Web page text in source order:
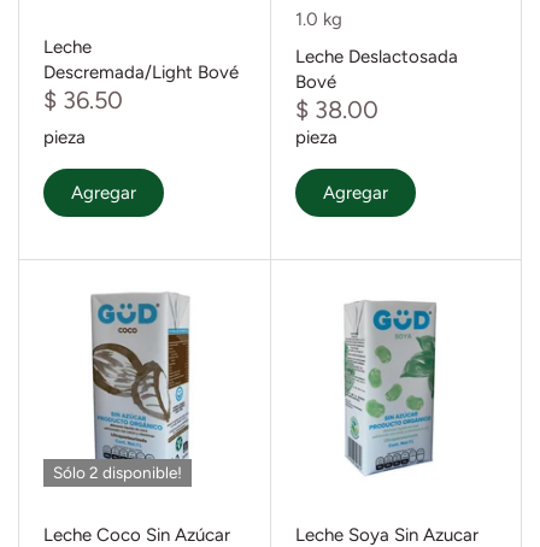
Leche
Descremada/Light Bové
$ 36.50
pieza
Agregar
1.0 kg
Leche Deslactosada
Bové
$ 38.00
pieza
Agregar
Sólo 2 disponible!
Leche Coco Sin Azúcar
Leche Soya Sin Azucar